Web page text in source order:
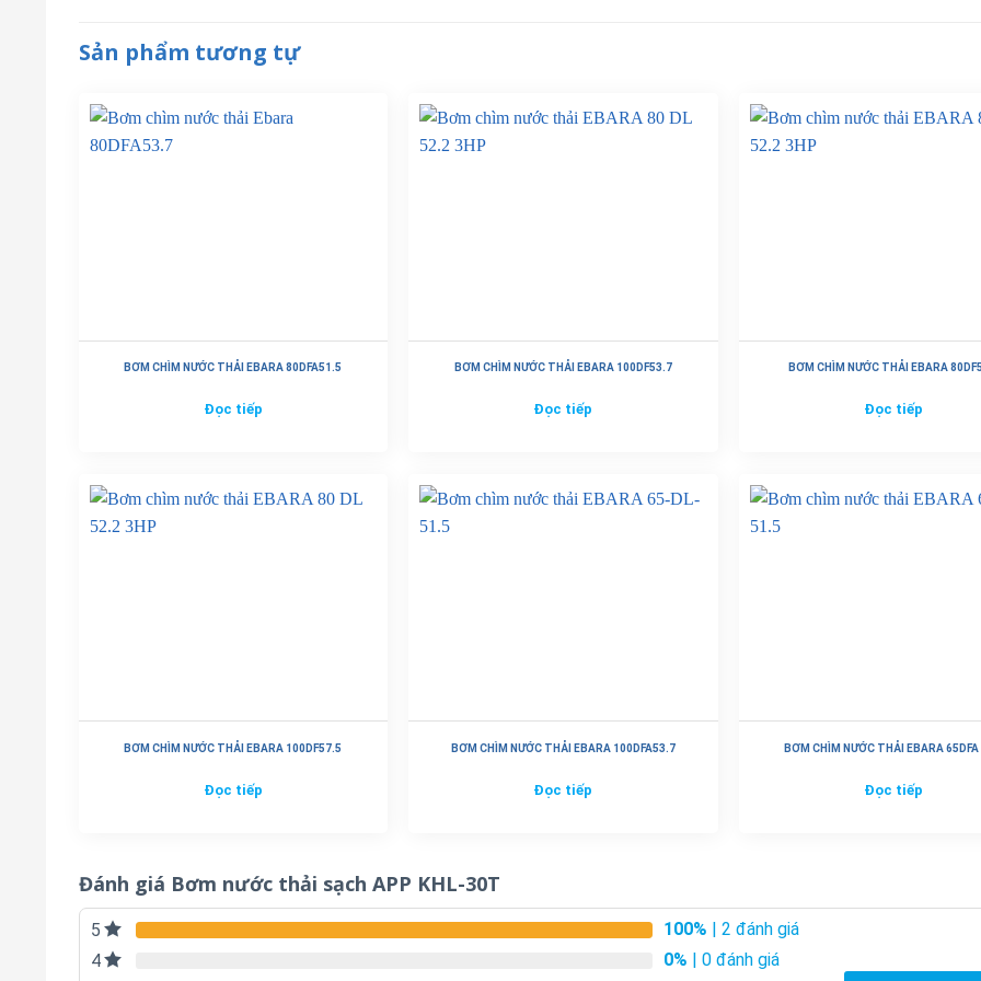
Sản phẩm tương tự
BƠM CHÌM NƯỚC THẢI EBARA 80DFA51.5
Đọc tiếp
BƠM CHÌM NƯỚC THẢI EBARA 100DF53.7
Đọc tiếp
BƠM CHÌM NƯỚC THẢI EBARA
Đọc tiếp
BƠM CHÌM NƯỚC THẢI EBARA 100DF57.5
Đọc tiếp
BƠM CHÌM NƯỚC THẢI EBARA 100DFA53.7
Đọc tiếp
BƠM CHÌM NƯỚC THẢI EBARA
Đọc tiếp
Đánh giá Bơm nước thải sạch APP KHL-30T
5 100% | 2 đánh giá
4
0% | 0 đánh giá